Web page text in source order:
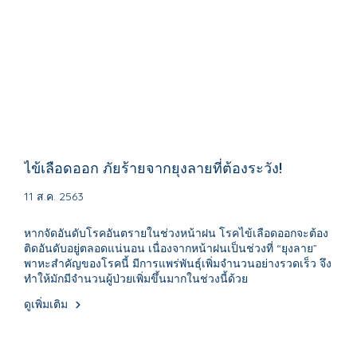
ไข้เลือดออก ภัยร้ายจากยุงลายที่ต้องระวัง!
11 ส.ค. 2563
หากจัดอันดับโรคอันตรายในช่วงหน้าฝน โรคไข้เลือดออกจะต้อง
ติดอันดับอยู่ตลอดแน่นอน เนื่องจากหน้าฝนเป็นช่วงที่ “ยุงลาย”
พาหะสำคัญของโรคนี้ มีการแพร่พันธุ์เพิ่มจำนวนอย่างรวดเร็ว จึง
ทำให้มักมีจำนวนผู้ป่วยเพิ่มขึ้นมากในช่วงนี้ด้วย
ดูเพิ่มเติม